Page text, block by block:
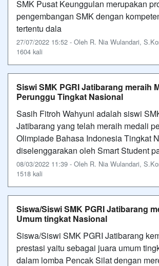
SMK Pusat Keunggulan merupakan
pengembangan SMK dengan
tertentu dala
27/07/2022 15:52 - Oleh R. Nia Wulandari,
1604 kali
Siswi SMK PGRI Jatibarang meraih
Perunggu Tingkat Nasional
Sasih Fitroh Wahyuni adalah siswi
Jatibarang yang telah meraih medali
Olimpiade Bahasa Indonesia Tingkat
diselenggarakan oleh Smart Student
08/03/2022 11:39 - Oleh R. Nia Wulandari,
1518 kali
Siswa/Siswi SMK PGRI Jatibarang
Umum tingkat Nasional
Siswa/Siswi SMK PGRI Jatibarang
prestasi yaitu sebagai juara umum
dalam lomba Pencak Silat dengan